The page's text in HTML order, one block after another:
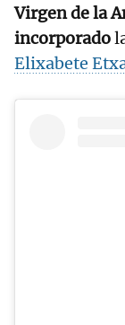
Virgen de la
incorporado
Elixabete